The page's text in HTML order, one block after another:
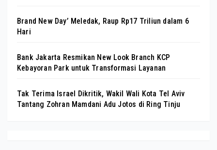
Brand New Day’ Meledak, Raup Rp17 Triliun dalam 6
Hari
Bank Jakarta Resmikan New Look Branch KCP
Kebayoran Park untuk Transformasi Layanan
Tak Terima Israel Dikritik, Wakil Wali Kota Tel Aviv
Tantang Zohran Mamdani Adu Jotos di Ring Tinju